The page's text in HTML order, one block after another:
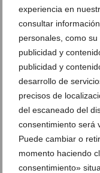
experiencia en
consultar
personales, como
publicidad y
publicidad y
desarrollo de
precisos de
del escaneado del
consentimiento será
Puede cambiar o
momento haciendo
consentimiento»
El festival
Education Band y